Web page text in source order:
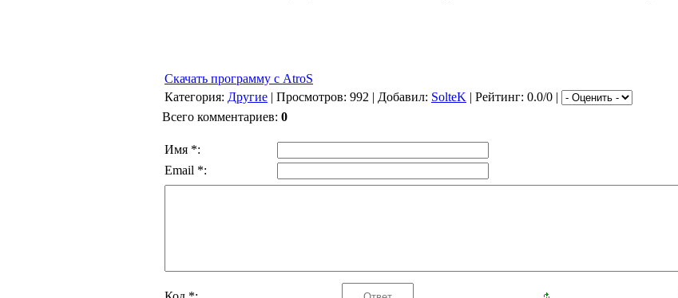
Cкачать программу с AtroS
Категория: Другие | Просмотров: 992 | Добавил: SolteK | Рейтинг: 0.0/0 |
Всего комментариев: 0
Имя *:
Email *: